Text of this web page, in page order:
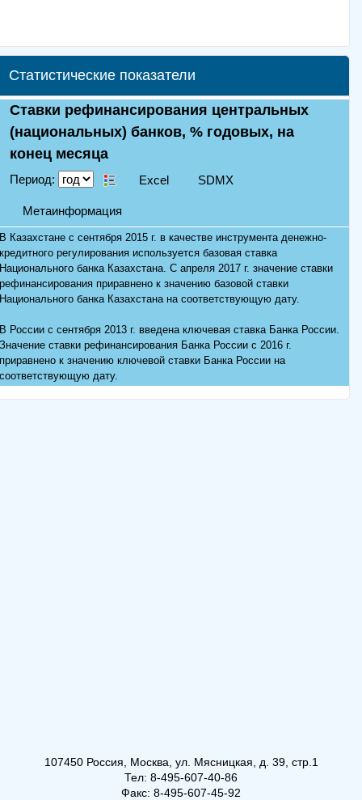
Статистические показатели
107450 Россия, Москва, ул. Мясницкая, д. 39, стр.1
Тел: 8-495-607-40-86
Факс: 8-495-607-45-92